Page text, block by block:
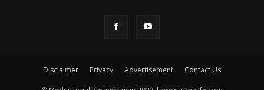
Disclaimer Privacy Advertisement Contact Us